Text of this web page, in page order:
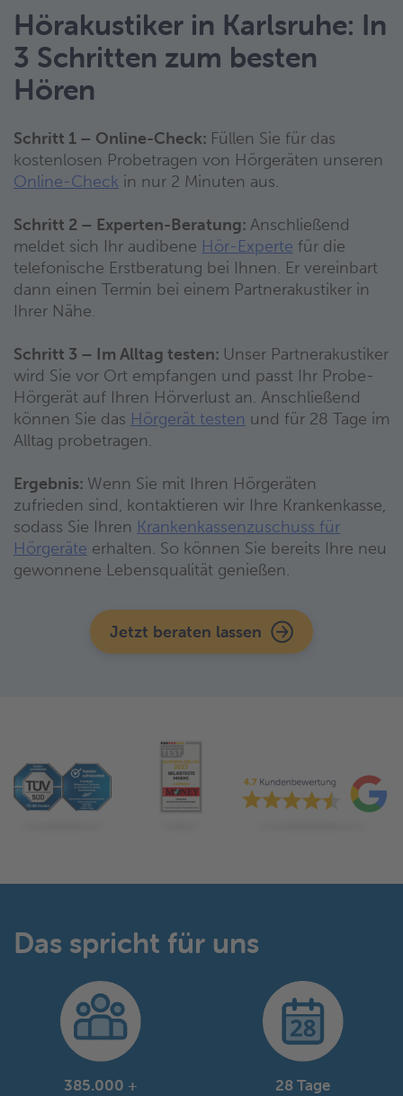
Hörakustiker in Karlsruhe: In
3 Schritten zum besten
Hören
Schritt 1 – Online-Check: Füllen Sie für das
kostenlosen Probetragen von Hörgeräten unseren
Online-Check in nur 2 Minuten aus.
Schritt 2 – Experten-Beratung: Anschließend
meldet sich Ihr audibene Hör-Experte für die
telefonische Erstberatung bei Ihnen. Er vereinbart
dann einen Termin bei einem Partnerakustiker in
Ihrer Nähe.
Schritt 3 – Im Alltag testen: Unser Partnerakustiker
wird Sie vor Ort empfangen und passt Ihr Probe-
Hörgerät auf Ihren Hörverlust an. Anschließend
können Sie das Hörgerät testen und für 28 Tage im
Alltag probetragen.
Ergebnis: Wenn Sie mit Ihren Hörgeräten
zufrieden sind, kontaktieren wir Ihre Krankenkasse,
sodass Sie Ihren Krankenkassenzuschuss für
Hörgeräte erhalten. So können Sie bereits Ihre neu
gewonnene Lebensqualität genießen.
Jetzt beraten lassen
Das spricht für uns
385.000 + 28 Tage